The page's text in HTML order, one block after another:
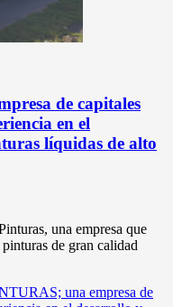
de capitales
en el
líquidas de alto
una empresa que
de gran calidad
una empresa de